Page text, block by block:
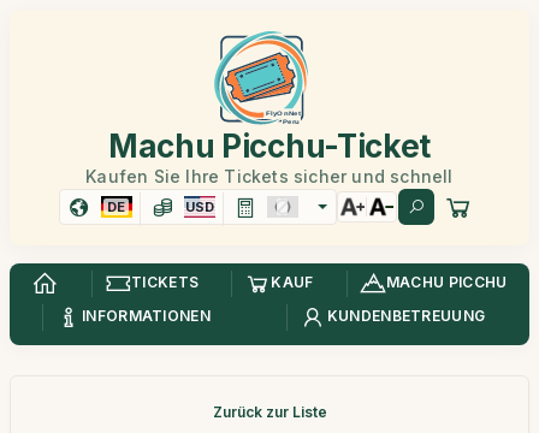
Machu Picchu-Ticket
Kaufen Sie Ihre Tickets sicher und schnell
DE USD
TICKETS KAUF
MACHU PICCHU
INFORMATIONEN
KUNDENBETREUUNG
Zurück zur Liste